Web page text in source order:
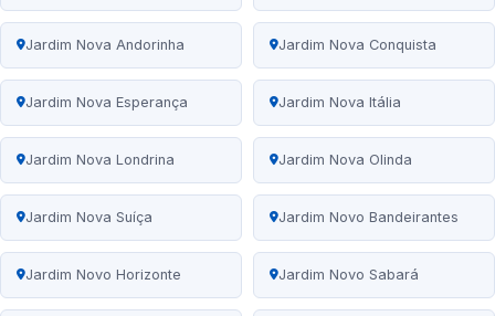
Jardim Nova Andorinha Jardim Nova Conquista
Jardim Nova Esperança Jardim Nova Itália
Jardim Nova Londrina Jardim Nova Olinda
Jardim Nova Suíça Jardim Novo Bandeirantes
Jardim Novo Horizonte Jardim Novo Sabará